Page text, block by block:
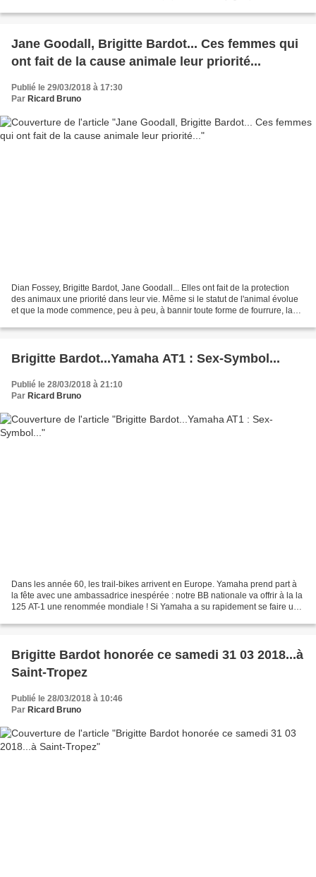
Jane Goodall, Brigitte Bardot... Ces femmes qui
ont fait de la cause animale leur priorité...
Publié le 29/03/2018 à 17:30
Par Ricard Bruno
Dian Fossey, Brigitte Bardot, Jane Goodall... Elles ont fait de la protection
des animaux une priorité dans leur vie. Même si le statut de l'animal évolue
et que la mode commence, peu à peu, à bannir toute forme de fourrure, la
Brigitte Bardot...Yamaha AT1 : Sex-Symbol...
Publié le 28/03/2018 à 21:10
Par Ricard Bruno
Dans les année 60, les trail-bikes arrivent en Europe. Yamaha prend part à
la fête avec une ambassadrice inespérée : notre BB nationale va offrir à la la
125 AT-1 une renommée mondiale ! Si Yamaha a su rapidement se faire une
Brigitte Bardot honorée ce samedi 31 03 2018...à
Saint-Tropez
Publié le 28/03/2018 à 10:46
Par Ricard Bruno